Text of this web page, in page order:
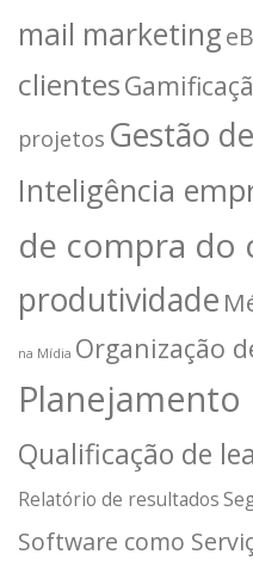
mail marketing
clientes
projetos Gestão
Inteligência
de compra do
produtividade
na Mídia Organização
Planejamento
Qualificação de
Relatório de resultados
Software como